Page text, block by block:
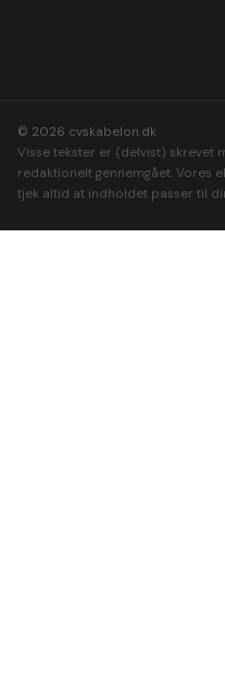
© 2026 cvskabelon.dk
Visse tekster er (delvist) skrevet
redaktionelt gennemgået. Vores
tjek altid at indholdet passer til